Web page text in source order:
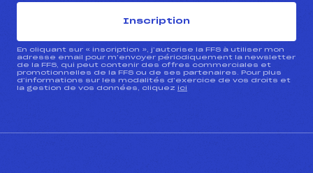
Inscription
En cliquant sur « inscription », j’autorise la FFS à utiliser mon
adresse email pour m’envoyer périodiquement la newsletter
de la FFS, qui peut contenir des offres commerciales et
promotionnelles de la FFS ou de ses partenaires. Pour plus
d’informations sur les modalités d’exercice de vos droits et
la gestion de vos données, cliquez ici